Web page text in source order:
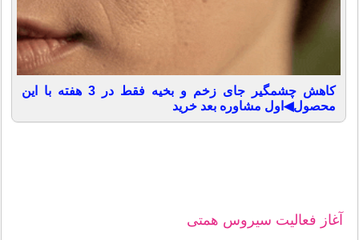
کاهش چشمگیر جای زخم و بخیه فقط در 3 هفته با این
محصول◀اول مشاوره بعد خرید
آغاز فعالیت سیروس همتی